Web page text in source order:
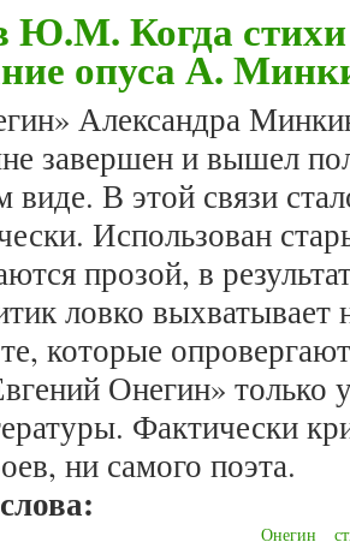
Когда стихи
опуса А.
Александра
завершен и вышел
виде. В этой связи
Использован
прозой, в
ловко
которые
Онегин» только
Фактически
ни самого поэта.
Онегин